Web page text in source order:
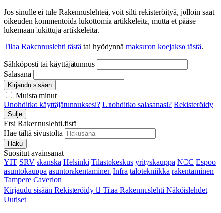
Jos sinulle ei tule Rakennuslehteä, voit silti rekisteröityä, jolloin saat
oikeuden kommentoida lukottomia artikkeleita, mutta et pääse
lukemaan lukittuja artikkeleita.
Tilaa Rakennuslehti tästä tai hyödynnä maksuton koejakso tästä.
Sähköposti tai käyttäjätunnus
Salasana
Kirjaudu sisään
Muista minut
Unohditko käyttäjätunnuksesi? Unohditko salasanasi? Rekisteröidy
Sulje
Etsi Rakennuslehti.fistä
Hae tältä sivustolta
Haku
Suositut avainsanat
YIT SRV skanska Helsinki Tilastokeskus yrityskauppa NCC Espoo
asuntokauppa asuntorakentaminen Infra talotekniikka rakentaminen
Tampere Caverion
Kirjaudu sisään Rekisteröidy Tilaa Rakennuslehti Näköislehdet
Uutiset